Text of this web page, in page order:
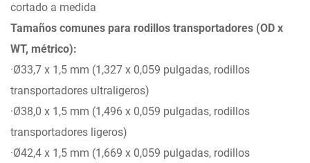
cortado a medida
Tamaños comunes para rodillos transportadores (OD x
WT, métrico):
·Ø33,7 x 1,5 mm (1,327 x 0,059 pulgadas, rodillos
transportadores ultraligeros)
·Ø38,0 x 1,5 mm (1,496 x 0,059 pulgadas, rodillos
transportadores ligeros)
·Ø42,4 x 1,5 mm (1,669 x 0,059 pulgadas, rodillos